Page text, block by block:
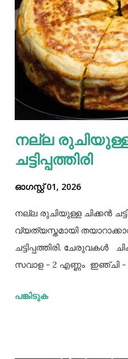
നല്ല രുചിയുള്ള
ചട്ടിപ്പത്തിരി
ഓഗസ്റ്റ് 01, 2026
നല്ല രുചിയുള്ള ചിക്കൻ
വ്യത്യസ്തമായി
ചട്ടിപ്പത്തിരി. ചേരുവകൾ
സവാള - 2 എണ്ണം ഇഞ്ചി -
വിധം ചിക്കൻ കുറച്ച്
പങ്കിടുക